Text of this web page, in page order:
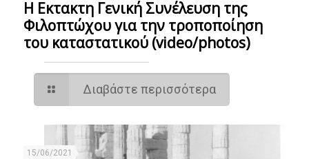
Η Εκτακτη Γενική Συνέλευση της
Φιλοπτώχου για την τροποποίηση
του καταστατικού (video/photos)
Διαβάστε περισσότερα
15/06/2021